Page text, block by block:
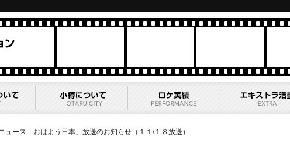
ュース おはよう日本」放送のお知らせ（１１/１８放送）